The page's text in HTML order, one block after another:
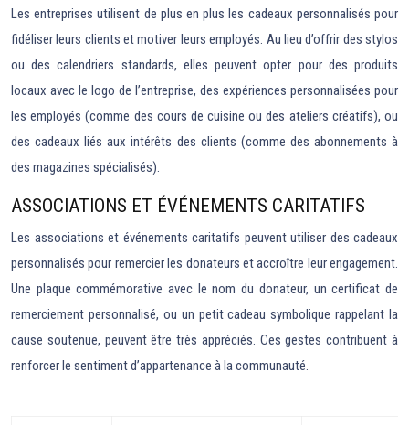
Les entreprises utilisent de plus en plus les cadeaux personnalisés pour
fidéliser leurs clients et motiver leurs employés. Au lieu d’offrir des stylos
ou des calendriers standards, elles peuvent opter pour des produits
locaux avec le logo de l’entreprise, des expériences personnalisées pour
les employés (comme des cours de cuisine ou des ateliers créatifs), ou
des cadeaux liés aux intérêts des clients (comme des abonnements à
des magazines spécialisés).
ASSOCIATIONS ET ÉVÉNEMENTS CARITATIFS
Les associations et événements caritatifs peuvent utiliser des cadeaux
personnalisés pour remercier les donateurs et accroître leur engagement.
Une plaque commémorative avec le nom du donateur, un certificat de
remerciement personnalisé, ou un petit cadeau symbolique rappelant la
cause soutenue, peuvent être très appréciés. Ces gestes contribuent à
renforcer le sentiment d’appartenance à la communauté.